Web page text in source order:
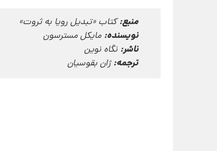
منبع:کتاب «تبدیل رویا به ثروت»
نویسنده: مایکل‌ مسترسون
ناشر: نگاه نوین
ترجمه:ژان ‌بقوسیان